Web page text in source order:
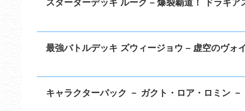
スターターデッキ ルーク – 爆裂覇道！ ドラギア
最強バトルデッキ ズウィージョウ – 虚空のヴォ
キャラクターパック － ガクト・ロア・ロミン －